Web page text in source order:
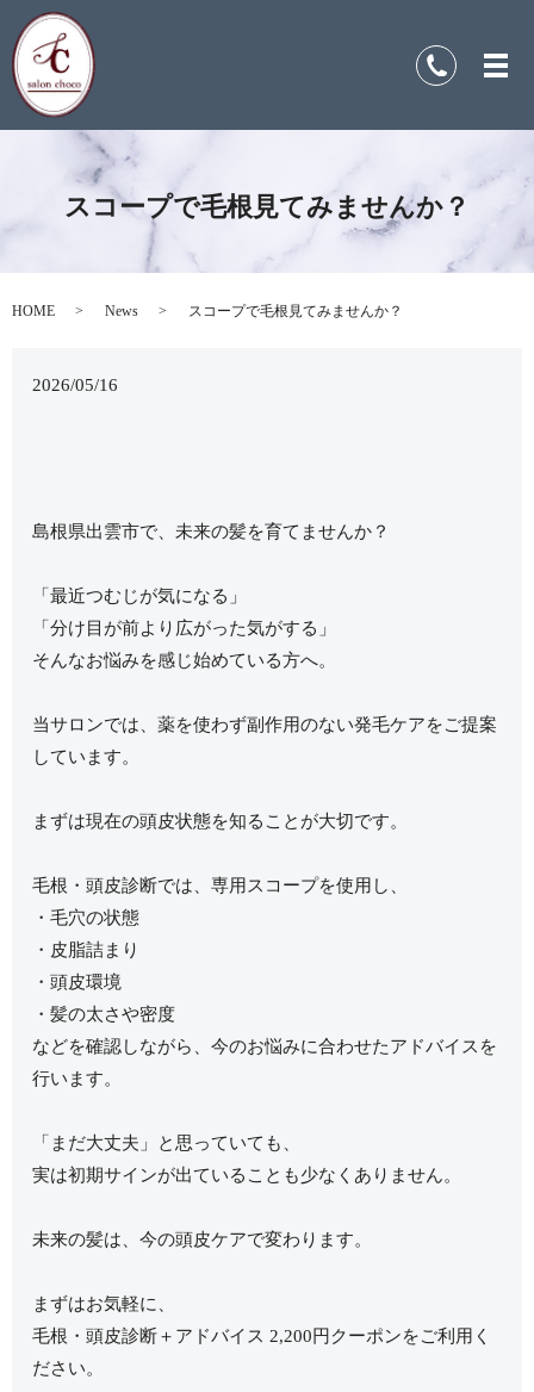
スコープで毛根見てみませんか？
HOME News スコープで毛根見てみませんか？
2026/05/16
島根県出雲市で、未来の髪を育てませんか？
「最近つむじが気になる」
「分け目が前より広がった気がする」
そんなお悩みを感じ始めている方へ。
当サロンでは、薬を使わず副作用のない発毛ケアをご提案
しています。
まずは現在の頭皮状態を知ることが大切です。
毛根・頭皮診断では、専用スコープを使用し、
・毛穴の状態
・皮脂詰まり
・頭皮環境
・髪の太さや密度
などを確認しながら、今のお悩みに合わせたアドバイスを
行います。
「まだ大丈夫」と思っていても、
実は初期サインが出ていることも少なくありません。
未来の髪は、今の頭皮ケアで変わります。
まずはお気軽に、
毛根・頭皮診断＋アドバイス 2,200円クーポンをご利用く
ださい。